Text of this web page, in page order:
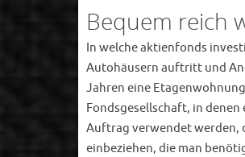
Bequem reich
In welche aktienfonds
Autohäusern auftritt und
Jahren eine
Fondsgesellschaft, in
Auftrag verwendet werden,
einbeziehen, die man